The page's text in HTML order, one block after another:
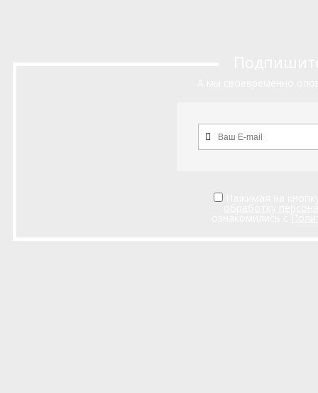
Нажимая на